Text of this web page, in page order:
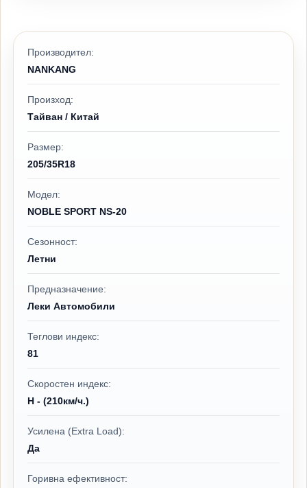
Производител:
NANKANG
Произход:
Тайван / Китай
Размер:
205/35R18
Модел:
NOBLE SPORT NS-20
Сезонност:
Летни
Предназначение:
Леки Автомобили
Теглови индекс:
81
Скоростен индекс:
H - (210км/ч.)
Усилена (Extra Load):
Да
Горивна ефективност: